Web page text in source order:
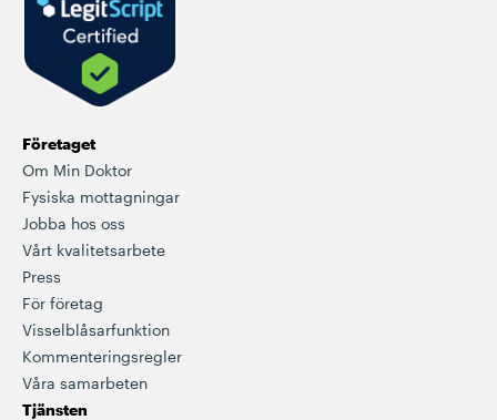
Företaget
Om Min Doktor
Fysiska mottagningar
Jobba hos oss
Vårt kvalitetsarbete
Press
För företag
Visselblåsarfunktion
Kommenteringsregler
Våra samarbeten
Tjänsten